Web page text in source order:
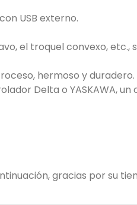
USB externo.
el troquel convexo,
hermoso y duradero.
Delta o YASKAWA,
gracias por su